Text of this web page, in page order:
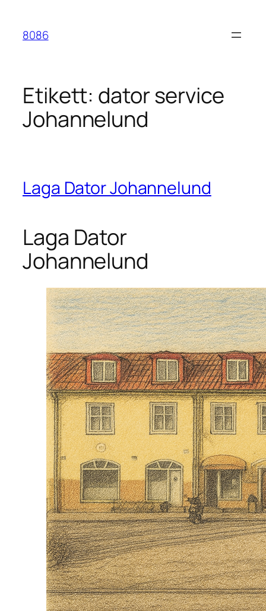
innehåll
8086
Etikett: dator service
Johannelund
Laga Dator Johannelund
Laga Dator
Johannelund